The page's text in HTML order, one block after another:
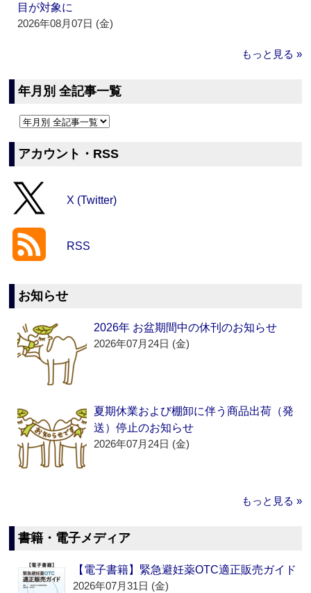
目が対象に
2026年08月07日 (金)
もっと見る »
年月別 全記事一覧
アカウント・RSS
X (Twitter)
RSS
お知らせ
2026年 お盆期間中の休刊のお知らせ
2026年07月24日 (金)
夏期休業および棚卸に伴う商品出荷（発
送）停止のお知らせ
2026年07月24日 (金)
もっと見る »
書籍・電子メディア
【電子書籍】緊急避妊薬OTC適正販売ガイド
2026年07月31日 (金)